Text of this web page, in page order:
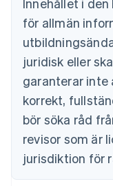
Innehållet i
för allmän
juridisk eller
garanterar inte
korrekt,
bör söka råd
revisor som är
jurisdiktion för
Bulgarien
English
Cypern
Danmark
English
Estland
English
Fastlandskina
简体中文English
EnglishSvenska
Frankrike